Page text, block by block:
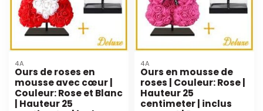
4A
Ours de roses en
mousse avec cœur |
Couleur: Rose et Blanc
| Hauteur 25
4A
Ours en mousse de
roses | Couleur: Rose |
Hauteur 25
centimeter | inclus